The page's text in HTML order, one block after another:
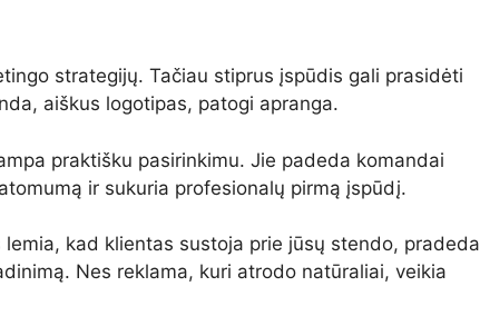
strategijų. Tačiau stiprus įspūdis gali prasidėti
aiškus logotipas, patogi apranga.
praktišku pasirinkimu. Jie padeda komandai
ir sukuria profesionalų pirmą įspūdį.
kad klientas sustoja prie jūsų stendo, pradeda
Nes reklama, kuri atrodo natūraliai, veikia